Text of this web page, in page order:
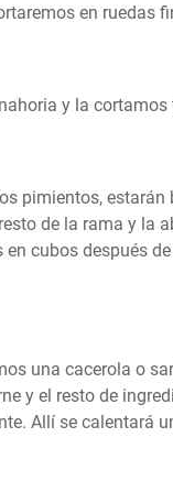
en ruedas
y la
pimientos,
de la rama y la
en cubos después
una cacerola o
y el resto de
Allí se calentará